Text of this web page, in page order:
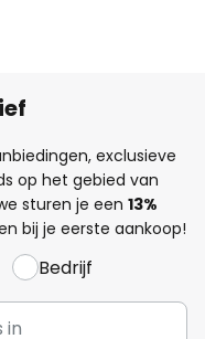
exclusieve
op het gebied van
sturen je een 13%
bij je eerste aankoop!
Bedrijf